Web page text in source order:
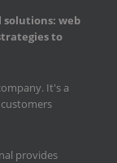
solutions: web
to
It's a
provides